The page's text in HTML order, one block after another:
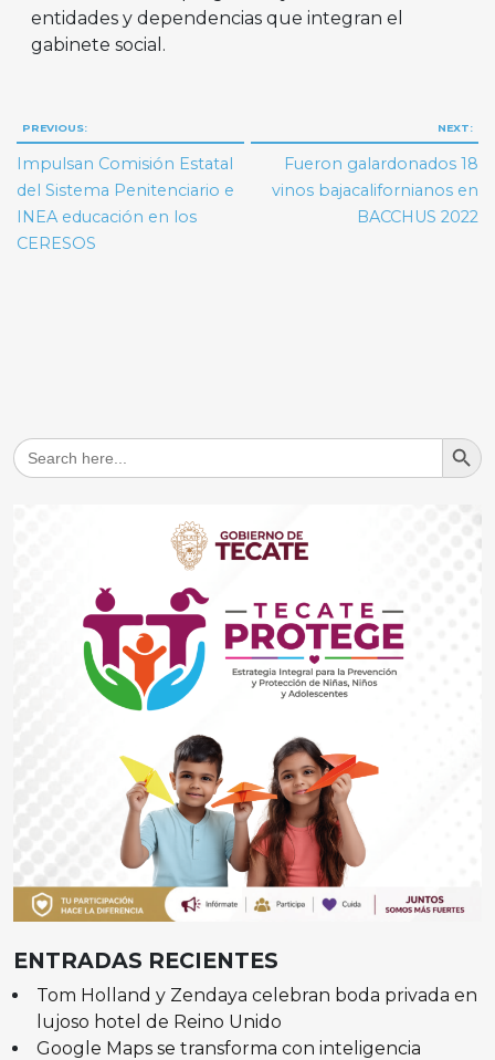
entidades y dependencias que integran el
gabinete social.
Navegación
de
entradas
PREVIOUS:
Impulsan Comisión Estatal
del Sistema Penitenciario e
INEA educación en los
CERESOS
NEXT:
Fueron galardonados 18
vinos bajacalifornianos en
BACCHUS 2022
Search
for:
Search
ENTRADAS RECIENTES
Tom Holland y Zendaya celebran boda privada en
lujoso hotel de Reino Unido
Google Maps se transforma con inteligencia